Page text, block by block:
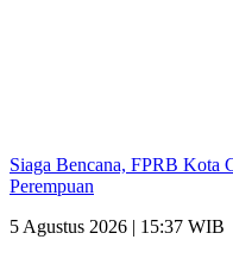
Siaga Bencana, FPRB Kota
Perempuan
5 Agustus 2026 | 15:37 WIB